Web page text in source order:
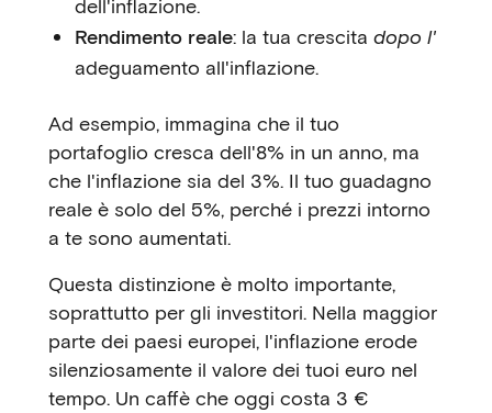
dell'inflazione.
Rendimento reale: la tua crescita dopo l'
adeguamento all'inflazione.
Ad esempio, immagina che il tuo
portafoglio cresca dell'8% in un anno, ma
che l'inflazione sia del 3%. Il tuo guadagno
reale è solo del 5%, perché i prezzi intorno
a te sono aumentati.
Questa distinzione è molto importante,
soprattutto per gli investitori. Nella maggior
parte dei paesi europei, l'inflazione erode
silenziosamente il valore dei tuoi euro nel
tempo. Un caffè che oggi costa 3 €